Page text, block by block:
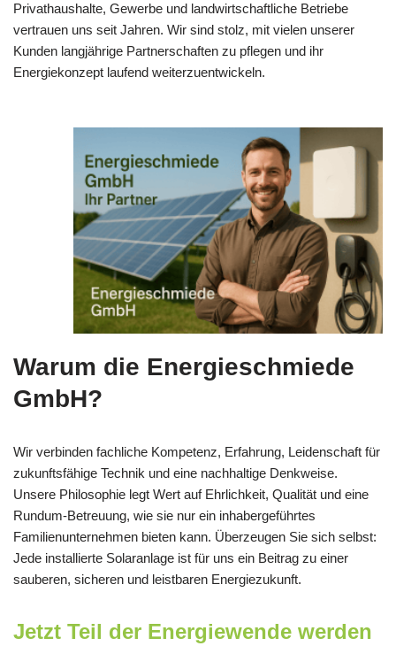
Privathaushalte, Gewerbe und landwirtschaftliche Betriebe
vertrauen uns seit Jahren. Wir sind stolz, mit vielen unserer
Kunden langjährige Partnerschaften zu pflegen und ihr
Energiekonzept laufend weiterzuentwickeln.
Warum die Energieschmiede
GmbH?
Wir verbinden fachliche Kompetenz, Erfahrung, Leidenschaft für
zukunftsfähige Technik und eine nachhaltige Denkweise.
Unsere Philosophie legt Wert auf Ehrlichkeit, Qualität und eine
Rundum-Betreuung, wie sie nur ein inhabergeführtes
Familienunternehmen bieten kann. Überzeugen Sie sich selbst:
Jede installierte Solaranlage ist für uns ein Beitrag zu einer
sauberen, sicheren und leistbaren Energiezukunft.
Jetzt Teil der Energiewende werden